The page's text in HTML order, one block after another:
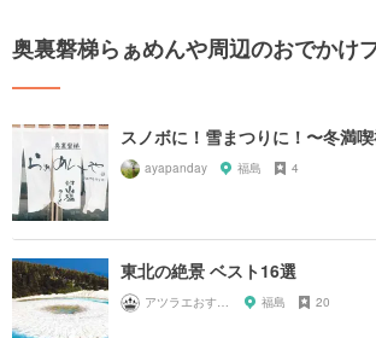
奥裏磐梯らぁめんや周辺のおでかけ
スノボに！雪まつりに！〜冬満
ayapanday 福島 4
東北の絶景 ベスト16選
アツラエおすすめ旅プラン！ 福島 20